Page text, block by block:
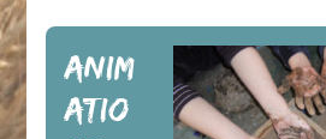
Anim
atio